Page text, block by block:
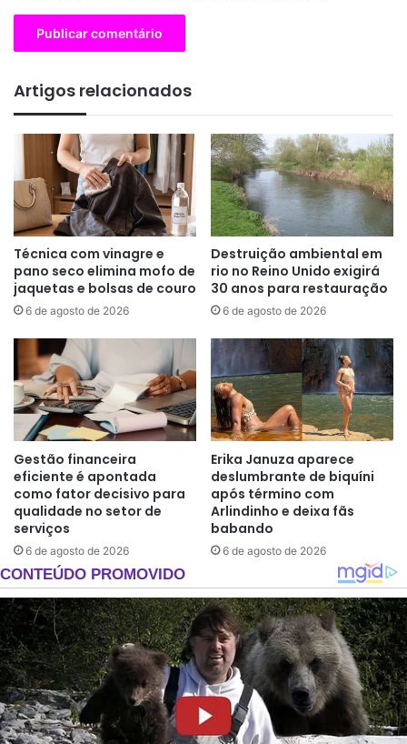
Artigos relacionados
Técnica com vinagre e
pano seco elimina mofo de
jaquetas e bolsas de couro
6 de agosto de 2026
Destruição ambiental em
rio no Reino Unido exigirá
30 anos para restauração
6 de agosto de 2026
Gestão financeira
eficiente é apontada
como fator decisivo para
qualidade no setor de
serviços
6 de agosto de 2026
Erika Januza aparece
deslumbrante de biquíni
após término com
Arlindinho e deixa fãs
babando
6 de agosto de 2026